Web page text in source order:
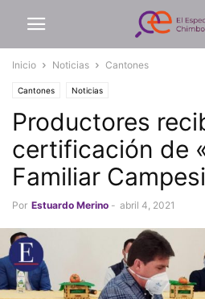
Inicio Noticias Cantones
Cantones Noticias
Productores
certificación de
Familiar
Por Estuardo Merino - abril 4, 2021